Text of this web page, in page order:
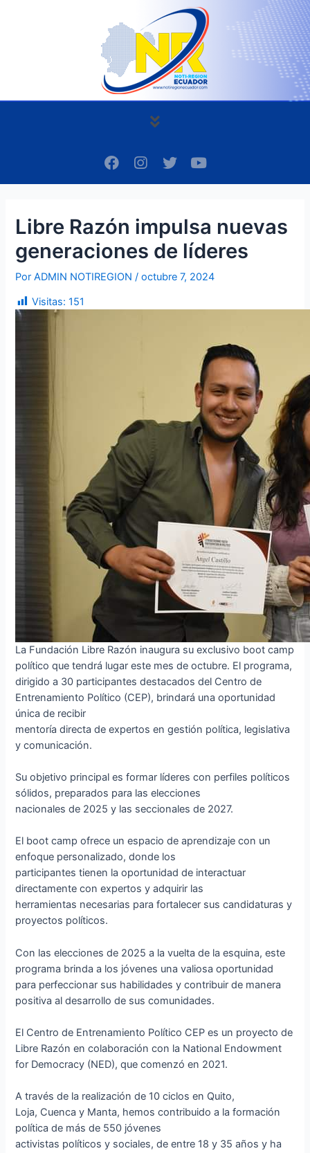
Menú
F
a
c
o
k
I
n
s
g
a
m
T
w
i
e
Y
o
u
b
e
Libre Razón impulsa nuevas
generaciones de líderes
PorADMIN NOTIREGION/octubre 7, 2024
Visitas: 151
La Fundación Libre Razón inaugura su exclusivo boot camp
político que tendrá lugar este mes de octubre. El programa,
dirigido a 30 participantes destacados del Centro de
Entrenamiento Político (CEP), brindará una oportunidad
única de recibir
mentoría directa de expertos en gestión política, legislativa
y comunicación.
Su objetivo principal es formar líderes con perfiles políticos
sólidos, preparados para las elecciones
nacionales de 2025 y las seccionales de 2027.
El boot camp ofrece un espacio de aprendizaje con un
enfoque personalizado, donde los
participantes tienen la oportunidad de interactuar
directamente con expertos y adquirir las
herramientas necesarias para fortalecer sus candidaturas y
proyectos políticos.
Con las elecciones de 2025 a la vuelta de la esquina, este
programa brinda a los jóvenes una valiosa oportunidad
para perfeccionar sus habilidades y contribuir de manera
positiva al desarrollo de sus comunidades.
El Centro de Entrenamiento Político CEP es un proyecto de
Libre Razón en colaboración con la National Endowment
for Democracy (NED), que comenzó en 2021.
A través de la realización de 10 ciclos en Quito,
Loja, Cuenca y Manta, hemos contribuido a la formación
política de más de 550 jóvenes
activistas políticos y sociales, de entre 18 y 35 años y ha